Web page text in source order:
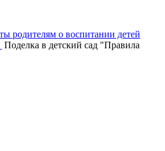
родителям о воспитании детей
Поделка в детский сад "Правила